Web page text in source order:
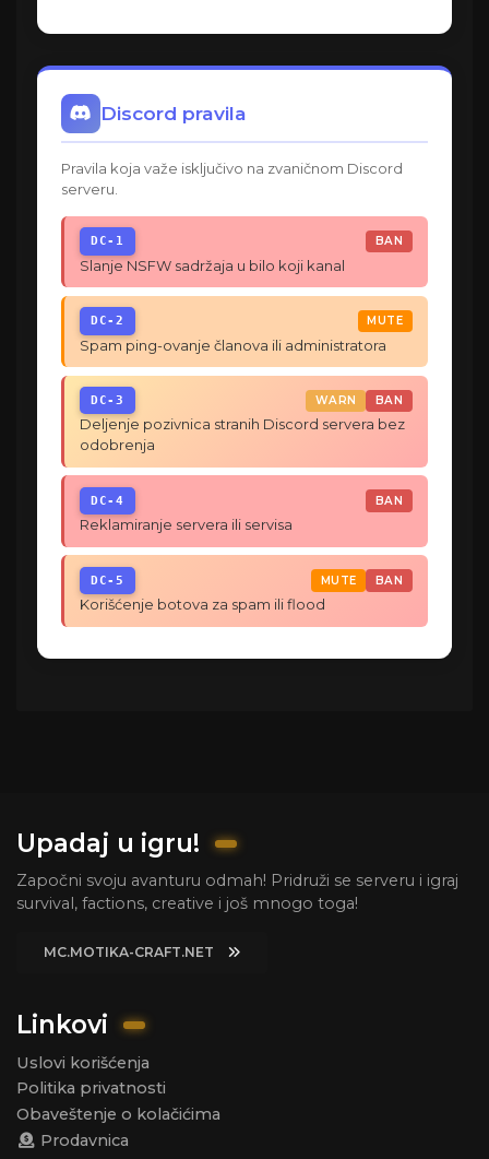
Discord pravila
Pravila koja važe isključivo na zvaničnom Discord
serveru.
DC-1
Slanje NSFW sadržaja u bilo koji kanal
BAN
DC-2
Spam ping-ovanje članova ili administratora
MUTE
DC-3
Deljenje pozivnica stranih Discord servera bez
odobrenja
WARN BAN
DC-4
Reklamiranje servera ili servisa
BAN
DC-5
Korišćenje botova za spam ili flood
MUTE BAN
Upadaj u igru!
Započni svoju avanturu odmah! Pridruži se serveru i igraj
survival, factions, creative i još mnogo toga!
MC.MOTIKA-CRAFT.NET
Linkovi
Uslovi korišćenja
Politika privatnosti
Obaveštenje o kolačićima
Prodavnica